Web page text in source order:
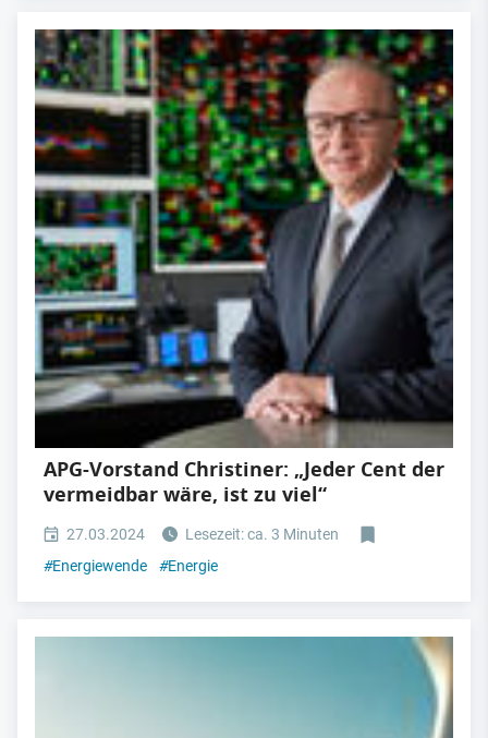
APG-Vorstand Christiner: „Jeder Cent der
vermeidbar wäre, ist zu viel“
27.03.2024
Lesezeit: ca. 3 Minuten
#Energiewende #Energie